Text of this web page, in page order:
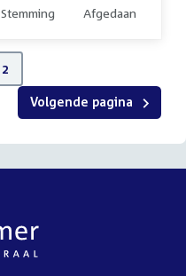
Onvoltooid:
Stemming Onvoltooid:
Afgedaan
2
Volgende pagina